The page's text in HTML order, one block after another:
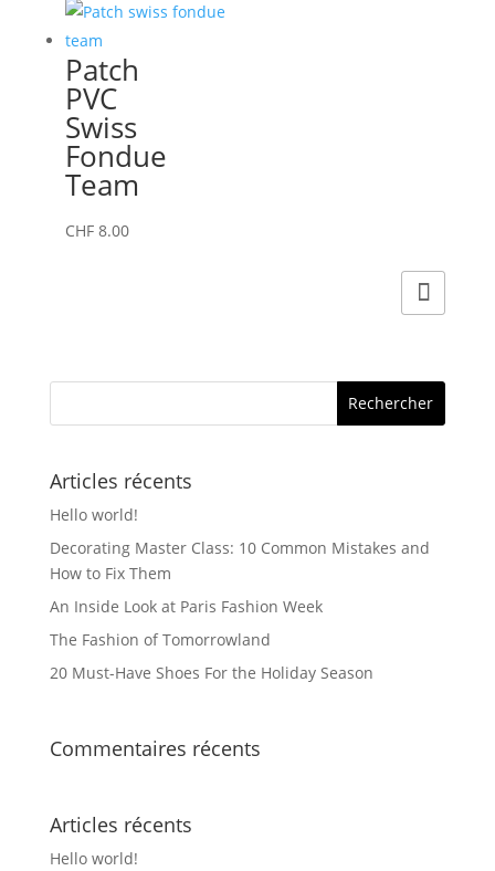
Patch
PVC
Swiss
Fondue
Team
CHF8.00
Articles récents
Hello world!
Decorating Master Class: 10 Common Mistakes and
How to Fix Them
An Inside Look at Paris Fashion Week
The Fashion of Tomorrowland
20 Must-Have Shoes For the Holiday Season
Commentaires récents
Articles récents
Hello world!